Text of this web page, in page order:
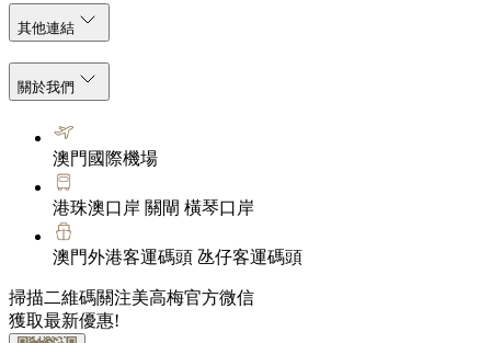
其他連結
關於我們
澳門國際機場
港珠澳口岸 關閘 橫琴口岸
澳門外港客運碼頭 氹仔客運碼頭
掃描二維碼關注美高梅官方微信
獲取最新優惠!